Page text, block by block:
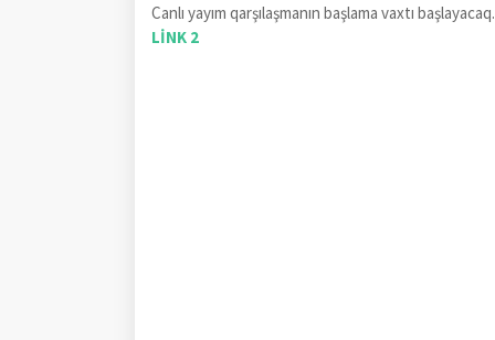
Canlı yayım qarşılaşmanın başlama vaxtı
LİNK 2